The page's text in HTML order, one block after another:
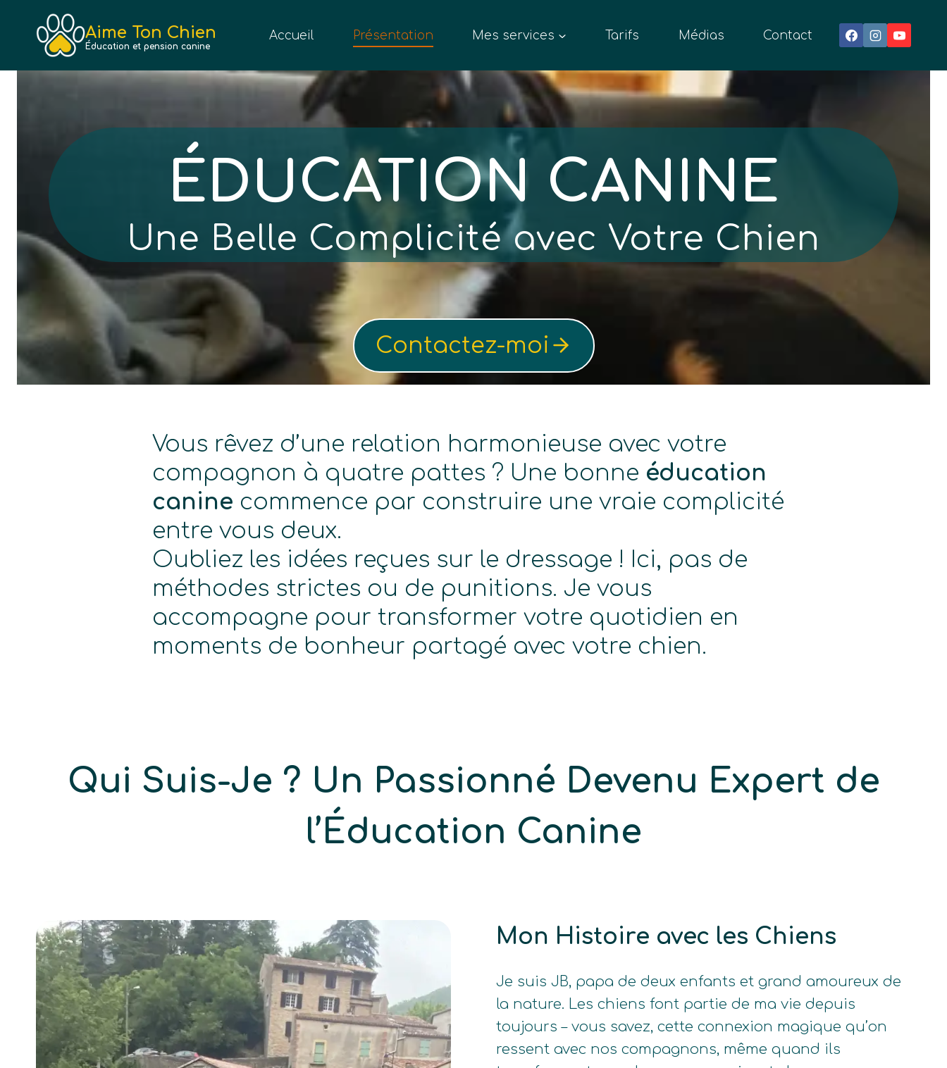
contenu
Aime Ton Chien
Éducation et pension canine
Accueil Présentation Mes services Tarifs Médias Contact
ÉDUCATION CANINE
Une Belle Complicité avec Votre Chien
Contactez-moi
Vous rêvez d’une relation harmonieuse avec votre
compagnon à quatre pattes ? Une bonne éducation
canine commence par construire une vraie complicité
entre vous deux.
Oubliez les idées reçues sur le dressage ! Ici, pas de
méthodes strictes ou de punitions. Je vous
accompagne pour transformer votre quotidien en
moments de bonheur partagé avec votre chien.
Qui Suis-Je ? Un Passionné Devenu Expert de
l’Éducation Canine
Mon Histoire avec les Chiens
Je suis JB, papa de deux enfants et grand amoureux de
la nature. Les chiens font partie de ma vie depuis
toujours – vous savez, cette connexion magique qu’on
ressent avec nos compagnons, même quand ils